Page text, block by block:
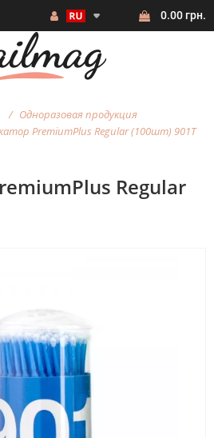
0.00 грн.
Одноразовая продукция
PremiumPlus Regular (100шт) 901Т
Regular